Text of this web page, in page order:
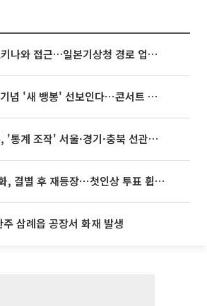
태풍 '돌핀' 오키나와 접근…일본기상청 경로 업데이트
빅뱅, 20주년 기념 '새 뱅봉' 선보인다⋯콘서트 앞두고 팝업 개최
조작' 서울·경기·충북 선관위 등 추가 압수수색
‘나솔사계’ 국화, 결별 후 재등장⋯첫인상 투표 휩쓸고 ‘인기녀’ 등극
주 삼례읍 공장서 화재 발생